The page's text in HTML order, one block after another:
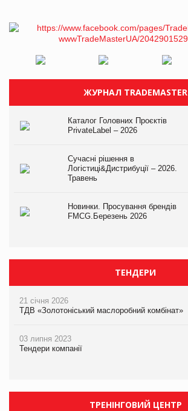
ЖУРНАЛ TRADEMASTER
Каталог Головних Проєктів
PrivateLabel – 2026
Сучасні рішення в
Логістиці&Дистрибуції – 2026.
Травень
Новинки. Просування брендів
FMCG.Березень 2026
ТЕНДЕРИ
21 січня 2026
ТДВ «Золотоніський маслоробний комбінат»
03 липня 2023
Тендери компанії
ТРЕНІНГОВИЙ ЦЕНТР